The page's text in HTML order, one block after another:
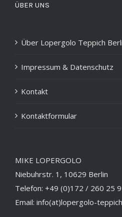
ÜBER UNS
Über Lopergolo Teppich
Impressum & Datenschutz
Kontakt
Kontaktformular
MIKE LOPERGOLO
Niebuhrstr. 1, 10629 Berlin
Telefon: +49 (0)172 / 260 25
Email: info(at)lopergolo-